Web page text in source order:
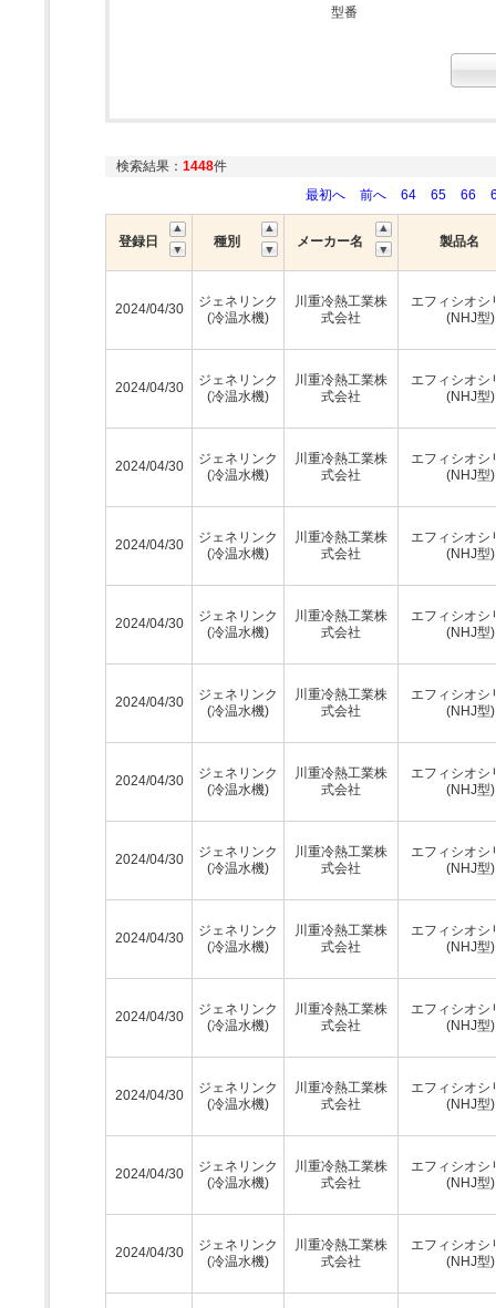
型番
検索結果： 1448件
最初へ
前へ 64 65 66
登録日 種別 メーカー名 製品名
2024/04/30
ジェネリンク
(冷温水機)
川重冷熱工業株
式会社
エフィシオシ
(NHJ型)
2024/04/30
ジェネリンク
(冷温水機)
川重冷熱工業株
式会社
エフィシオシ
(NHJ型)
2024/04/30
ジェネリンク
(冷温水機)
川重冷熱工業株
式会社
エフィシオシ
(NHJ型)
2024/04/30
ジェネリンク
(冷温水機)
川重冷熱工業株
式会社
エフィシオシ
(NHJ型)
2024/04/30
ジェネリンク
(冷温水機)
川重冷熱工業株
式会社
エフィシオシ
(NHJ型)
2024/04/30
ジェネリンク
(冷温水機)
川重冷熱工業株
式会社
エフィシオシ
(NHJ型)
2024/04/30
ジェネリンク
(冷温水機)
川重冷熱工業株
式会社
エフィシオシ
(NHJ型)
2024/04/30
ジェネリンク
(冷温水機)
川重冷熱工業株
式会社
エフィシオシ
(NHJ型)
2024/04/30
ジェネリンク
(冷温水機)
川重冷熱工業株
式会社
エフィシオシ
(NHJ型)
2024/04/30
ジェネリンク
(冷温水機)
川重冷熱工業株
式会社
エフィシオシ
(NHJ型)
2024/04/30
ジェネリンク
(冷温水機)
川重冷熱工業株
式会社
エフィシオシ
(NHJ型)
2024/04/30
ジェネリンク
(冷温水機)
川重冷熱工業株
式会社
エフィシオシ
(NHJ型)
2024/04/30
ジェネリンク
(冷温水機)
川重冷熱工業株
式会社
エフィシオシ
(NHJ型)